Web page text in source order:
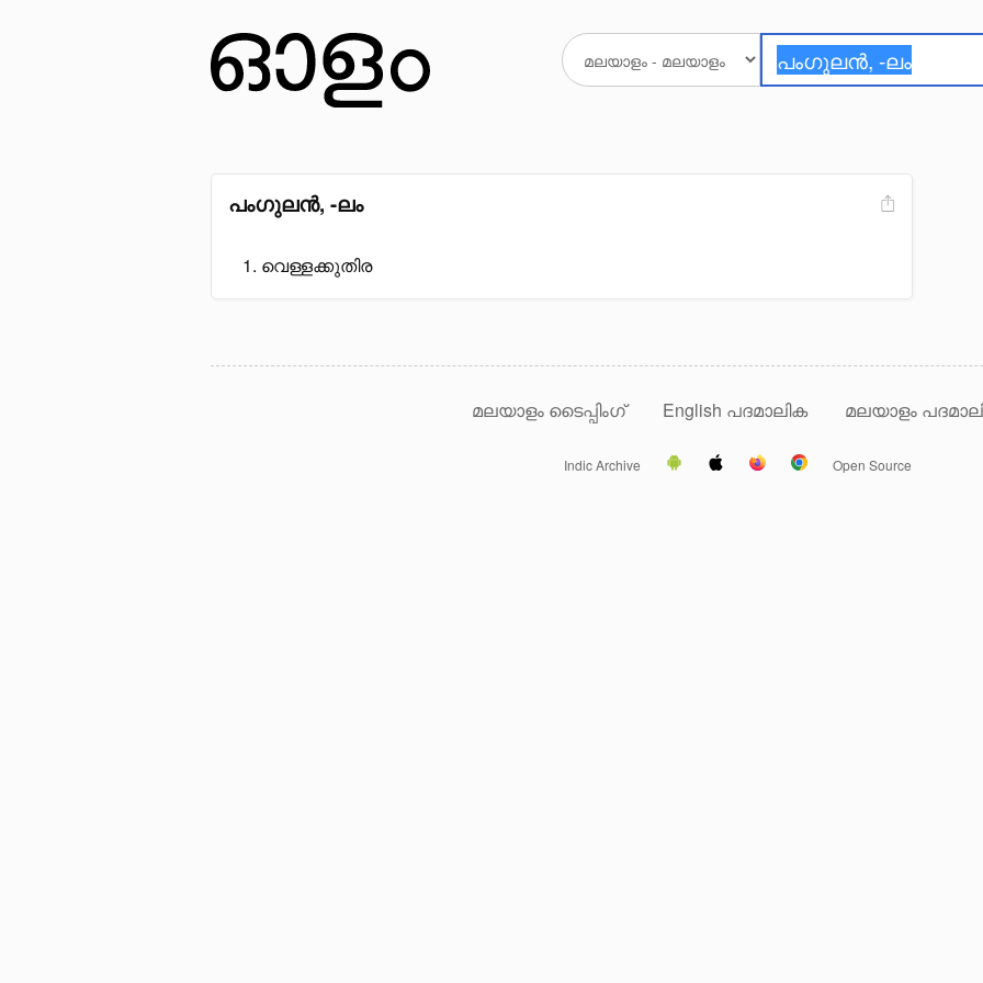
പംഗുലൻ, -ലം
വെള്ളക്കുതിര
മലയാളം ടൈപ്പിംഗ് English പദമാലിക മലയാളം
Indic Archive Open Source